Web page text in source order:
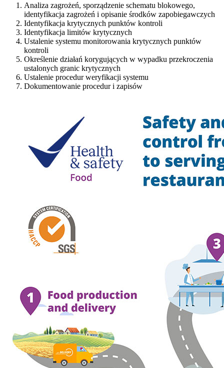
Analiza zagrożeń, sporządzenie schematu blokowego,
identyfikacja zagrożeń i opisanie środków zapobiegawczych
Identyfikacja krytycznych punktów kontroli
Identyfikacja limitów krytycznych
Ustalenie systemu monitorowania krytycznych punktów
kontroli
Określenie działań korygujących w wypadku przekroczenia
ustalonych granic krytycznych
Ustalenie procedur weryfikacji systemu
Dokumentowanie procedur i zapisów